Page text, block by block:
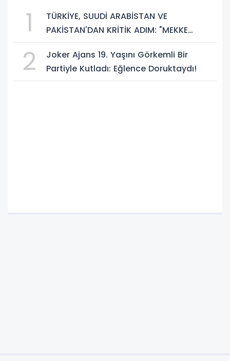
1
TÜRKİYE, SUUDİ ARABİSTAN VE
PAKİSTAN'DAN KRİTİK ADIM: "MEKKE
2
Joker Ajans 19. Yaşını Görkemli Bir
Partiyle Kutladı: Eğlence Doruktaydı!